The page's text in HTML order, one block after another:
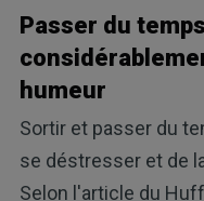
Passer du
humeur
Sortir et passer du
se déstresser et de
Selon l'article du